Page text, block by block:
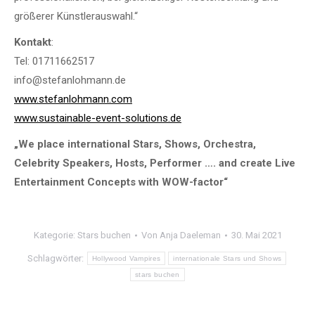
größerer Künstlerauswahl.“
Kontakt:
Tel: 01711662517
info@stefanlohmann.de
www.stefanlohmann.com
www.sustainable-event-solutions.de
„We place international Stars, Shows, Orchestra,
Celebrity Speakers, Hosts, Performer …. and create Live
Entertainment Concepts with WOW-factor“
Kategorie: Stars buchen Von Anja Daeleman 30. Mai 2021
Schlagwörter: Hollywood Vampires internationale Stars und Shows
stars buchen